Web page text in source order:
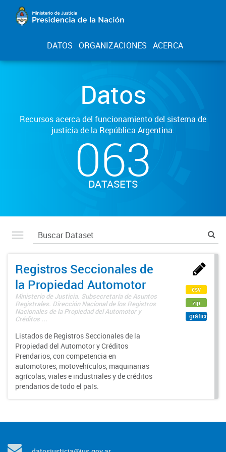
DATOS ORGANIZACIONES ACERCA
Datos
Recursos acerca del funcionamiento del sistema de
justicia de la República Argentina.
063
DATASETS
Registros Seccionales de
la Propiedad Automotor
Ministerio de Justicia. Subsecretaría de Asuntos
Registrales. Dirección Nacional de los Registros
Nacionales de la Propiedad del Automotor y
Créditos ...
Listados de Registros Seccionales de la
Propiedad del Automotor y Créditos
Prendarios, con competencia en
automotores, motovehículos, maquinarias
agrícolas, viales e industriales y de créditos
prendarios de todo el país.
csv
zip
gráfico